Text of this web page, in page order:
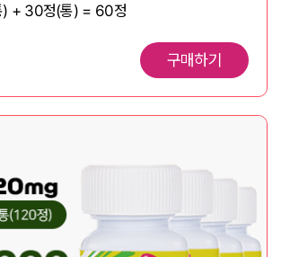
) + 30정(통) = 60정
구매하기